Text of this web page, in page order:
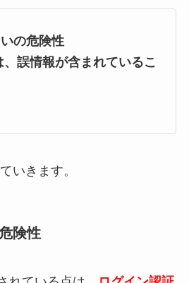
の危険性
誤情報が含まれているこ
いきます。
険性